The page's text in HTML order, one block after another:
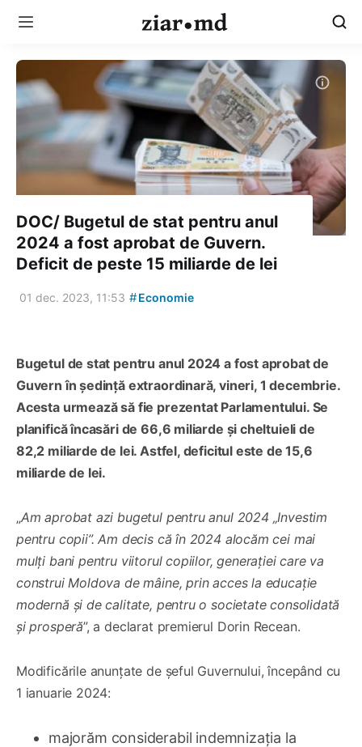
DOC/ Bugetul de stat pentru anul
2024 a fost aprobat de Guvern.
Deficit de peste 15 miliarde de lei
01 dec. 2023, 11:53 #Economie
Bugetul de stat pentru anul 2024 a fost aprobat de
Guvern în ședință extraordinară, vineri, 1 decembrie.
Acesta urmează să fie prezentat Parlamentului. Se
planifică încasări de 66,6 miliarde și cheltuieli de
82,2 miliarde de lei. Astfel, deficitul este de 15,6
miliarde de lei.
„Am aprobat azi bugetul pentru anul 2024 „Investim
pentru copii”. Am decis că în 2024 alocăm cei mai
mulți bani pentru viitorul copiilor, generației care va
construi Moldova de mâine, prin acces la educație
modernă și de calitate, pentru o societate consolidată
și prosperă”, a declarat premierul Dorin Recean.
Modificările anunțate de șeful Guvernului, începând cu
1 ianuarie 2024:
majorăm considerabil indemnizația la